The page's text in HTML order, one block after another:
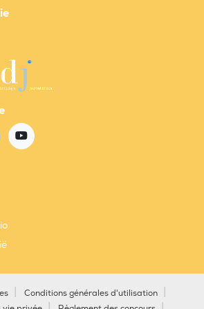
Conditions générales d'utilisation